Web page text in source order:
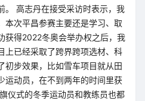
。 高志丹在接受采访时表示，我
本次平昌参赛主要还是学习、取
获得2022冬奥会举办权之后，我
上已经采取了跨界跨项选材、科
初步效果，比如雪车项目就从田
运动员，在不到两年的时间里获
仪式的冬季运动员和教练员也都